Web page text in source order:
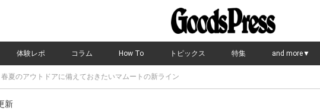
体験レポ コラム How To トピックス 特集 and more▼
春夏のアウトドアに備えておきたいマムートの新ライン
新